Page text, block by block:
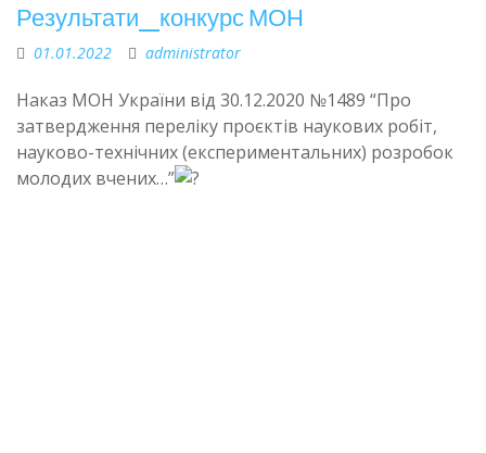
Результати_конкурс МОН
01.01.2022 administrator
Наказ МОН України від 30.12.2020 №1489 “Про
затвердження переліку проєктів наукових робіт,
науково-технічних (експериментальних) розробок
молодих вчених…”